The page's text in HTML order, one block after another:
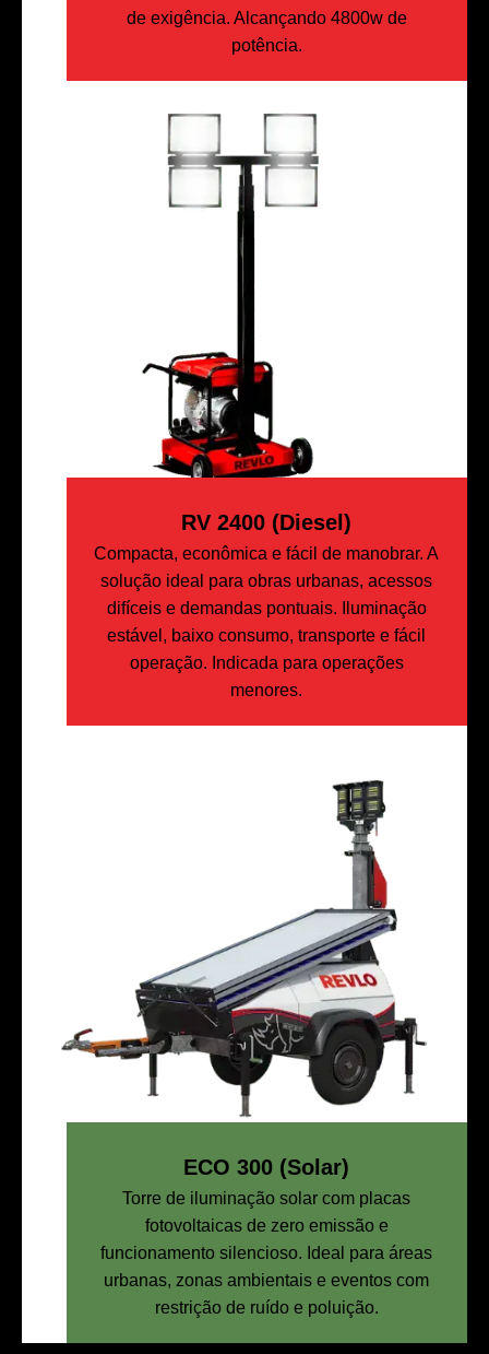
de exigência. Alcançando 4800w de
potência.
RV 2400 (Diesel)
Compacta, econômica e fácil de manobrar. A
solução ideal para obras urbanas, acessos
difíceis e demandas pontuais. Iluminação
estável, baixo consumo, transporte e fácil
operação. Indicada para operações
menores.
ECO 300 (Solar)
Torre de iluminação solar com placas
fotovoltaicas de zero emissão e
funcionamento silencioso. Ideal para áreas
urbanas, zonas ambientais e eventos com
restrição de ruído e poluição.